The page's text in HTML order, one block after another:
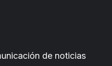
de noticias